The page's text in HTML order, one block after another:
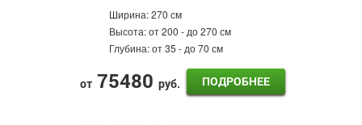
Ширина:270 см
Высота:от 200 - до 270 см
Глубина:от 35 - до 70 см
от 75480 руб. ПОДРОБНЕЕ